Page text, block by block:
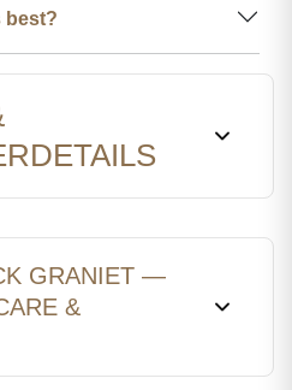
best?
GRANIET —
&